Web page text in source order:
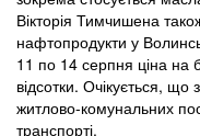
Вікторія Тимчишена
нафтопродукти у
11 по 14 серпня ціна на
відсотки. Очікується, що
житлово-комунальних
транспорті.